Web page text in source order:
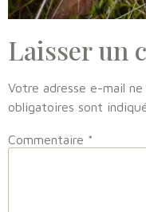
Laisser un
Votre adresse e-mail ne
obligatoires sont
Commentaire *